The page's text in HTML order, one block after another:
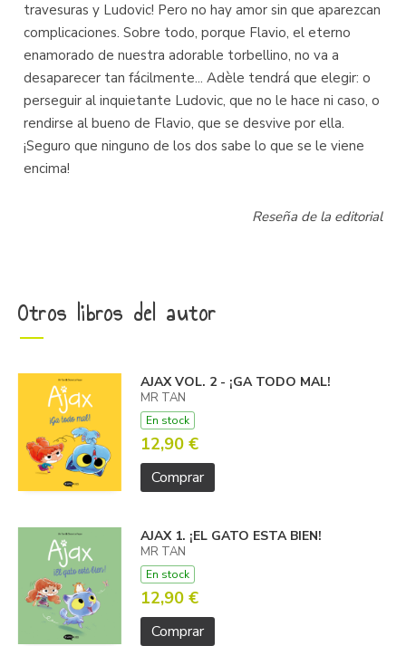
travesuras y Ludovic! Pero no hay amor sin que aparezcan
complicaciones. Sobre todo, porque Flavio, el eterno
enamorado de nuestra adorable torbellino, no va a
desaparecer tan fácilmente... Adèle tendrá que elegir: o
perseguir al inquietante Ludovic, que no le hace ni caso, o
rendirse al bueno de Flavio, que se desvive por ella.
¡Seguro que ninguno de los dos sabe lo que se le viene
encima!
Reseña de la editorial
Otros libros del autor
AJAX VOL. 2 - ¡GA TODO MAL!
MR TAN
En stock
12,90 €
Comprar
AJAX 1. ¡EL GATO ESTA BIEN!
MR TAN
En stock
12,90 €
Comprar